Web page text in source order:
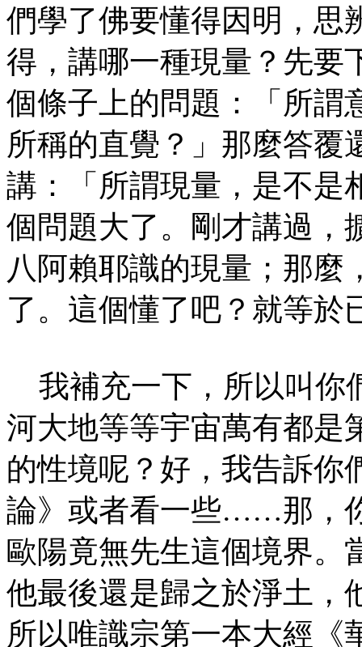
們學了佛要懂得因明，思
得，講哪一種現量？先要
個條子上的問題：「所謂
所稱的直覺？」那麼答覆
講：「所謂現量，是不是
個問題大了。剛才講過，
八阿賴耶識的現量；那麼
了。這個懂了吧？就等於
我補充一下，所以叫你
河大地等等宇宙萬有都是
的性境呢？好，我告訴你
論》或者看一些……那，
歐陽竟無先生這個境界。
他最後還是歸之於淨土，
所以唯識宗第一本大經《